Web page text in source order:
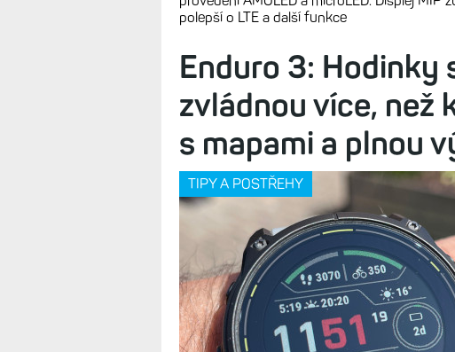
Současná nabídka hodinek Garminu
provedení AMOLED a microLED. Displej
polepší o LTE a další funkce
Enduro 3:
zvládnou více, než
s mapami a plnou